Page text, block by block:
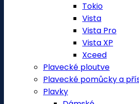
Tokio
Vista
Vista Pro
Vista XP
Xceed
Plavecké ploutve
Plavecké pomůcky a
Plavky